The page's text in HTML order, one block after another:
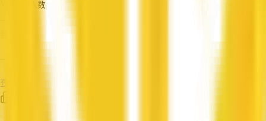
员工人数
查看资料